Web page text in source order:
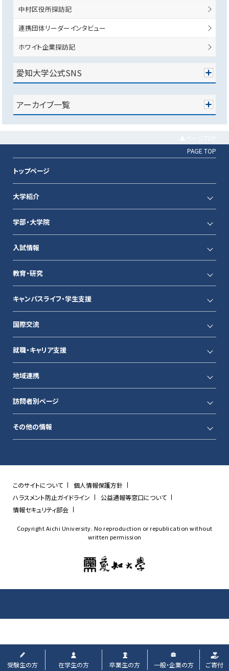
受験生の方 在学生の方 卒業生の方 一般・企業の方 ご寄付
中村区役所探訪記
連携団体リーダーインタビュー
ホワイト企業探訪記
愛知大学公式SNS
アーカイブ一覧
PAGE TOP
トップページ
大学紹介
学部・大学院
入試情報
教育・研究
キャンパスライフ・学生支援
国際交流
就職・キャリア支援
地域連携
訪問者別ページ
その他の情報
このサイトについて
個人情報保護方針
ハラスメント防止ガイドライン
公益通報等窓口について
情報セキュリティ部会
Copyright Aichi University. No reproduction or republication without
written permission